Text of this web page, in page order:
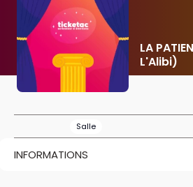
LA
L'Alibi)
Salle
INFORMATIONS